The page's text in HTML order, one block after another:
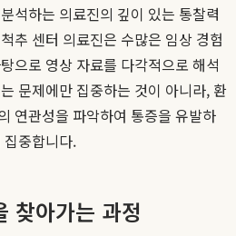
석하는 의료진의 깊이 있는 통찰력
추 센터 의료진은 수많은 임상 경험
으로 영상 자료를 다각적으로 해석
문제에만 집중하는 것이 아니라, 환
연관성을 파악하여 통증을 유발하
중합니다.
찾아가는 과정